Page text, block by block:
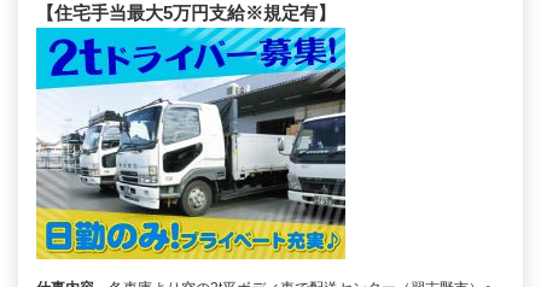
【住宅手当最大5万円支給※規定有】